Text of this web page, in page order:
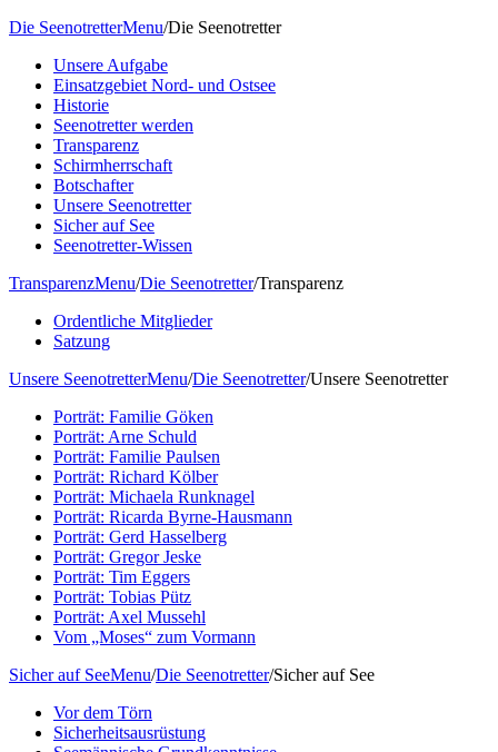
Die SeenotretterMenu/Die Seenotretter
Unsere Aufgabe
Einsatzgebiet Nord- und Ostsee
Historie
Seenotretter werden
Transparenz
Schirmherrschaft
Botschafter
Unsere Seenotretter
Sicher auf See
Seenotretter-Wissen
TransparenzMenu/Die Seenotretter/Transparenz
Ordentliche Mitglieder
Satzung
Unsere SeenotretterMenu/Die Seenotretter/Unsere Seenotretter
Porträt: Familie Göken
Porträt: Arne Schuld
Porträt: Familie Paulsen
Porträt: Richard Kölber
Porträt: Michaela Runknagel
Porträt: Ricarda Byrne-Hausmann
Porträt: Gerd Hasselberg
Porträt: Gregor Jeske
Porträt: Tim Eggers
Porträt: Tobias Pütz
Porträt: Axel Mussehl
Vom „Moses“ zum Vormann
Sicher auf SeeMenu/Die Seenotretter/Sicher auf See
Vor dem Törn
Sicherheitsausrüstung